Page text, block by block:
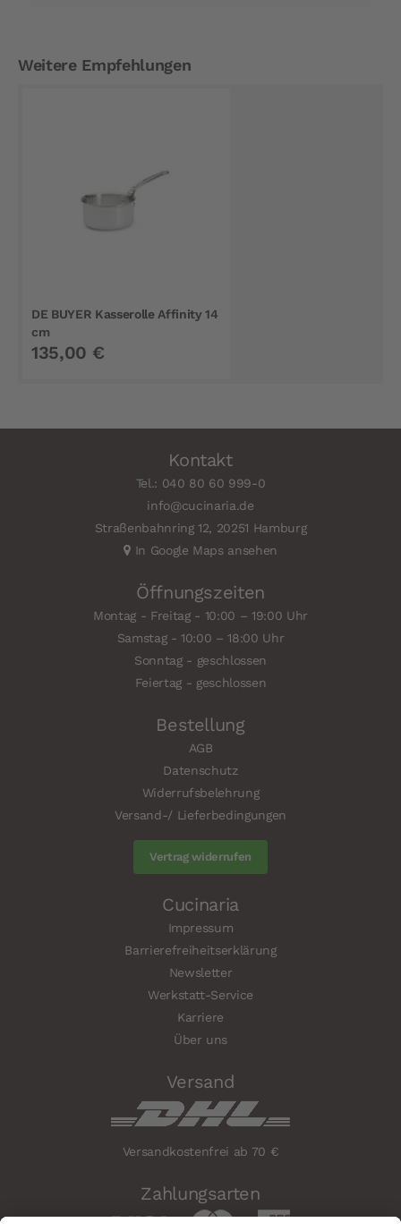
Weitere Empfehlungen
DE BUYER Kasserolle Affinity 14
cm
135,00 €
Kontakt
Tel.: 040 80 60 999-0
info@cucinaria.de
Straßenbahnring 12, 20251 Hamburg
In Google Maps ansehen
Öffnungszeiten
Montag - Freitag - 10:00 – 19:00 Uhr
Samstag - 10:00 – 18:00 Uhr
Sonntag - geschlossen
Feiertag - geschlossen
Bestellung
AGB
Datenschutz
Widerrufsbelehrung
Versand-/ Lieferbedingungen
Vertrag widerrufen
Cucinaria
Impressum
Barrierefreiheitserklärung
Newsletter
Werkstatt-Service
Karriere
Über uns
Versand
Versandkostenfrei ab 70 €
Zahlungsarten